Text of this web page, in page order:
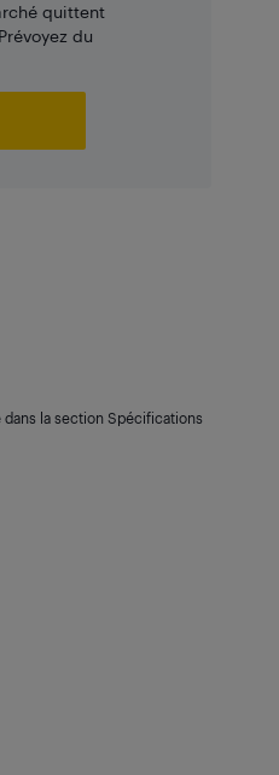
quittent
du
la section Spécifications